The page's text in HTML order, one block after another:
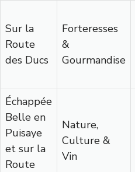
Sur la
Route
des Ducs
Forteresses
&
Gourmandise
Échappée
Belle en
Puisaye
et sur la
Route
Nature,
Culture &
Vin